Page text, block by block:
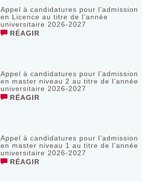
Appel à candidatures pour l’admission
en Licence au titre de l’année
universitaire 2026-2027
RÉAGIR
Appel à candidatures pour l’admission
en master niveau 2 au titre de l’année
universitaire 2026-2027
RÉAGIR
Appel à candidatures pour l’admission
en master niveau 1 au titre de l’année
universitaire 2026-2027
RÉAGIR